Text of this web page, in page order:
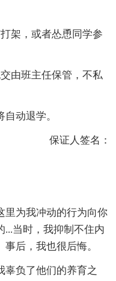
架，或者怂恿同学参
由班主任保管，不私
动退学。
保证人签名：
里为我冲动的行为向你
...当时，我抑制不住内
后，我也很后悔。
辜负了他们的养育之